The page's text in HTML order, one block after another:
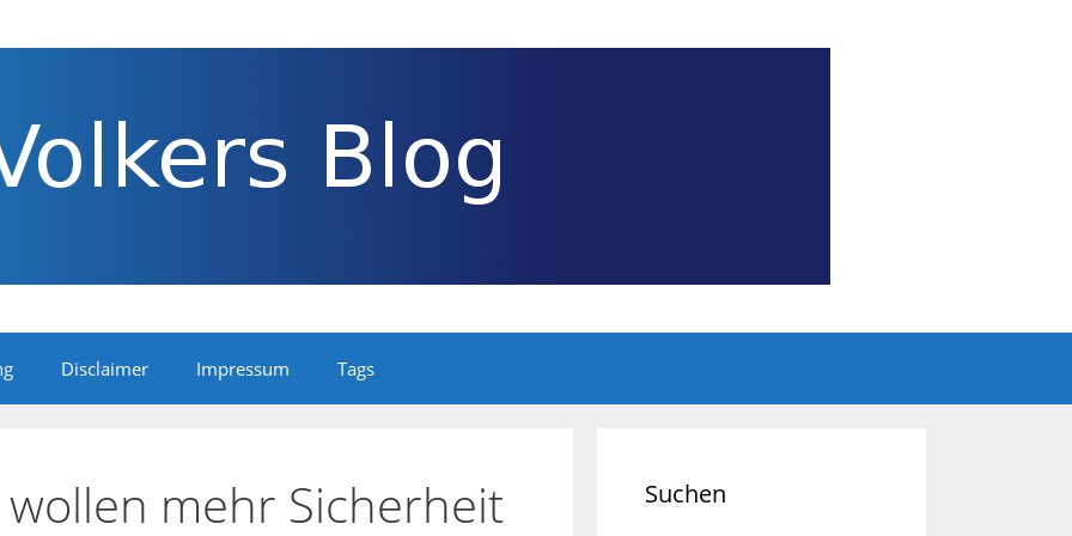
Disclaimer Impressum Tags
mehr Sicherheit
Suchen